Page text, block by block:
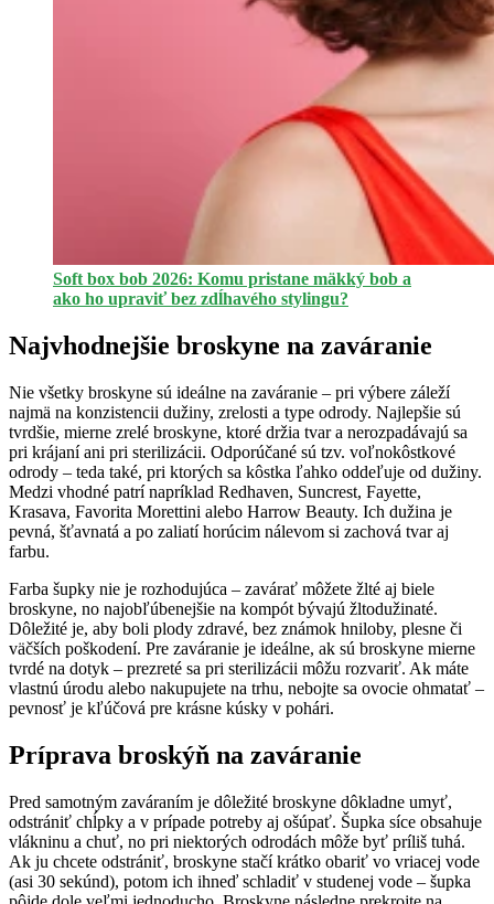
Soft box bob 2026: Komu pristane mäkký bob a
ako ho upraviť bez zdĺhavého stylingu?
Najvhodnejšie broskyne na zaváranie
Nie všetky broskyne sú ideálne na zaváranie – pri výbere záleží
najmä na konzistencii dužiny, zrelosti a type odrody. Najlepšie sú
tvrdšie, mierne zrelé broskyne, ktoré držia tvar a nerozpadávajú sa
pri krájaní ani pri sterilizácii. Odporúčané sú tzv. voľnokôstkové
odrody – teda také, pri ktorých sa kôstka ľahko oddeľuje od dužiny.
Medzi vhodné patrí napríklad Redhaven, Suncrest, Fayette,
Krasava, Favorita Morettini alebo Harrow Beauty. Ich dužina je
pevná, šťavnatá a po zaliatí horúcim nálevom si zachová tvar aj
farbu.
Farba šupky nie je rozhodujúca – zavárať môžete žlté aj biele
broskyne, no najobľúbenejšie na kompót bývajú žltodužinaté.
Dôležité je, aby boli plody zdravé, bez známok hniloby, plesne či
väčších poškodení. Pre zaváranie je ideálne, ak sú broskyne mierne
tvrdé na dotyk – prezreté sa pri sterilizácii môžu rozvariť. Ak máte
vlastnú úrodu alebo nakupujete na trhu, nebojte sa ovocie ohmatať –
pevnosť je kľúčová pre krásne kúsky v pohári.
Príprava broskýň na zaváranie
Pred samotným zaváraním je dôležité broskyne dôkladne umyť,
odstrániť chĺpky a v prípade potreby aj ošúpať. Šupka síce obsahuje
vlákninu a chuť, no pri niektorých odrodách môže byť príliš tuhá.
Ak ju chcete odstrániť, broskyne stačí krátko obariť vo vriacej vode
(asi 30 sekúnd), potom ich ihneď schladiť v studenej vode – šupka